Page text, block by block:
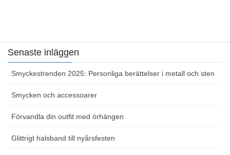
Senaste inläggen
Smyckestrenden 2025: Personliga berättelser i metall och sten
Smycken och accessoarer
Förvandla din outfit med örhängen
Glittrigt halsband till nyårsfesten